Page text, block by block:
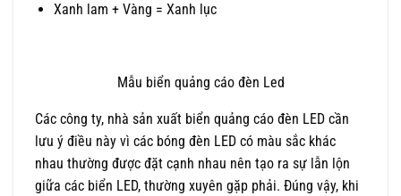
Xanh lam + Vàng = Xanh lục​
Mẫu biển quảng cáo đèn Led
Các công ty, nhà sản xuất biển quảng cáo đèn LED cần
lưu ý điều này vì các bóng đèn LED có màu sắc khác
nhau thường được đặt cạnh nhau nên tạo ra sự lẫn lộn
giữa các biển LED, thường xuyên gặp phải. Đúng vậy, khi